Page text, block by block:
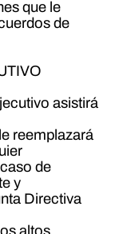
que le
de
asistirá
reemplazará
de
y
Directiva